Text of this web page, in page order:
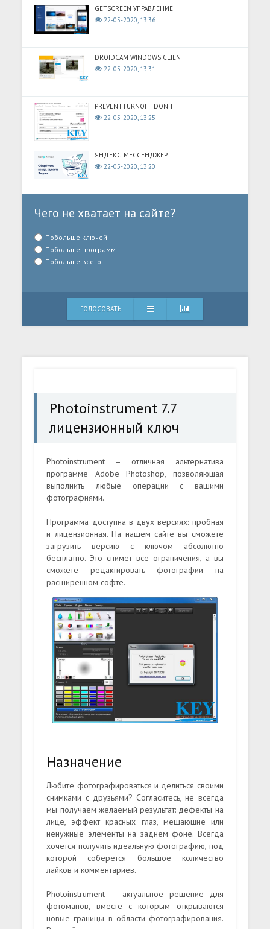
GETSCREEN УПРАВЛЕНИЕ
22-05-2020, 13:36
DROIDCAM WINDOWS CLIENT
22-05-2020, 13:31
PREVENTTURNOFF DON'T
22-05-2020, 13:25
ЯНДЕКС. МЕССЕНДЖЕР
22-05-2020, 13:20
Чего не хватает на сайте?
Побольше ключей
Побольше программ
Побольше всего
ГОЛОСОВАТЬ
Рhotoinstrument 7.7
лицензионный ключ
Photoinstrument – отличная альтернатива
программе Adobe Photoshop, позволяющая
выполнить любые операции с вашими
фотографиями.
Программа доступна в двух версиях: пробная
и лицензионная. На нашем сайте вы сможете
загрузить версию с ключом абсолютно
бесплатно. Это снимет все ограничения, а вы
сможете редактировать фотографии на
расширенном софте.
Назначение
Любите фотографироваться и делиться своими
снимками с друзьями? Согласитесь, не всегда
мы получаем желаемый результат: дефекты на
лице, эффект красных глаз, мешающие или
ненужные элементы на заднем фоне. Всегда
хочется получить идеальную фотографию, под
которой соберется большое количество
лайков и комментариев.
Photoinstrument – актуальное решение для
фотоманов, вместе с которым открываются
новые границы в области фотографирования.